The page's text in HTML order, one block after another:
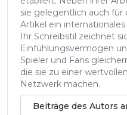
sie gelegentlich auch für
Artikel ein
Ihr Schreibstil zeichnet
Einfühlungsvermögen
Spieler und Fans
die sie zu einer
Netzwerk machen.
Beiträge des Autors